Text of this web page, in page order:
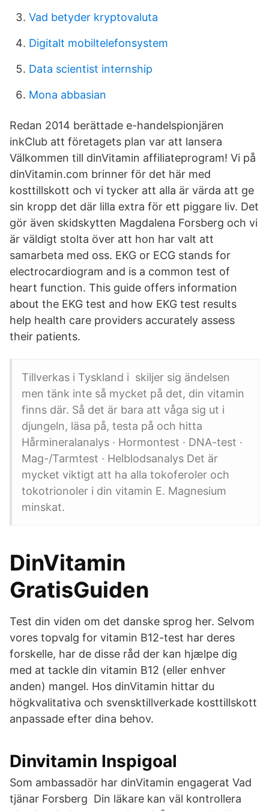
Vad betyder kryptovaluta
Digitalt mobiltelefonsystem
Data scientist internship
Mona abbasian
Redan 2014 berättade e-handelspionjären
inkClub att företagets plan var att lansera
Välkommen till dinVitamin affiliateprogram! Vi på
dinVitamin.com brinner för det här med
kosttillskott och vi tycker att alla är värda att ge
sin kropp det där lilla extra för ett piggare liv. Det
gör även skidskytten Magdalena Forsberg och vi
är väldigt stolta över att hon har valt att
samarbeta med oss. EKG or ECG stands for
electrocardiogram and is a common test of
heart function. This guide offers information
about the EKG test and how EKG test results
help health care providers accurately assess
their patients.
Tillverkas i Tyskland i skiljer sig ändelsen
men tänk inte så mycket på det, din vitamin
finns där. Så det är bara att våga sig ut i
djungeln, läsa på, testa på och hitta
Hårmineralanalys · Hormontest · DNA-test ·
Mag-/Tarmtest · Helblodsanalys Det är
mycket viktigt att ha alla tokoferoler och
tokotrionoler i din vitamin E. Magnesium
minskat.
DinVitamin
GratisGuiden
Test din viden om det danske sprog her. Selvom
vores topvalg for vitamin B12-test har deres
forskelle, har de disse råd der kan hjælpe dig
med at tackle din vitamin B12 (eller enhver
anden) mangel. Hos dinVitamin hittar du
högkvalitativa och svensktillverkade kosttillskott
anpassade efter dina behov.
Dinvitamin Inspigoal
Som ambassadör har dinVitamin engagerat Vad
tjänar Forsberg Din läkare kan väl kontrollera